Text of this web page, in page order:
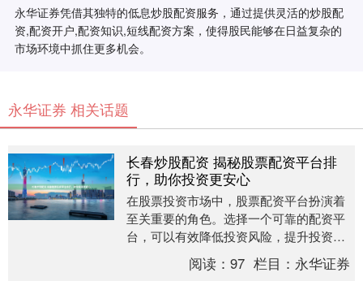
永华证券凭借其独特的低息炒股配资服务，通过提供灵活的炒股配
资,配资开户,配资知识,短线配资方案，使得股民能够在日益复杂的
市场环境中抓住更多机会。
永华证券 相关话题
长春炒股配资 揭秘股票配资平台排
行，助你投资更安心
在股票投资市场中，股票配资平台扮演着
至关重要的角色。选择一个可靠的配资平
台，可以有效降低投资风险，提升投资收
益。 期货配资通过提供资金杠杆，使投资
者能够以较小的....
阅读：97 栏目： 永华证券